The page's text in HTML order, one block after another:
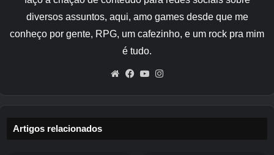
esperar pela sorte.
Como conseguir diamantes
Vamos tirar o chato do caminho. Você pode
diversos assuntos, aqui, amo games desde que me
conheço por gente, RPG, um cafezinho, e um rock pra mim
é tudo.
WebsiteFacebook
YouTube
Artigos relacionados